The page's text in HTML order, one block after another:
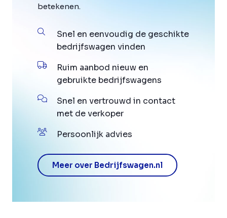
betekenen.
Snel en eenvoudig de geschikte
bedrijfswagen vinden
Ruim aanbod nieuw en
gebruikte bedrijfswagens
Snel en vertrouwd in contact
met de verkoper
Persoonlijk advies
Meer over Bedrijfswagen.nl